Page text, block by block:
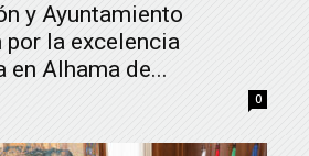
y Ayuntamiento
por la excelencia
en Alhama de...
0